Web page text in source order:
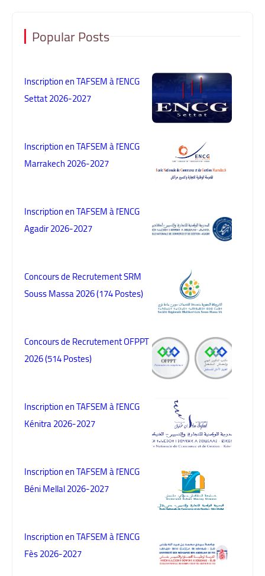
Popular Posts
Inscription en TAFSEM à l'ENCG
Settat 2026-2027
Inscription en TAFSEM à l'ENCG
Marrakech 2026-2027
Inscription en TAFSEM à l'ENCG
Agadir 2026-2027
Concours de Recrutement SRM
Souss Massa 2026 (174 Postes)
Concours de Recrutement OFPPT
2026 (514 Postes)
Inscription en TAFSEM à l'ENCG
Kénitra 2026-2027
Inscription en TAFSEM à l'ENCG
Béni Mellal 2026-2027
Inscription en TAFSEM à l'ENCG
Fès 2026-2027